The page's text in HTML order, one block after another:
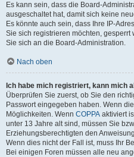
Es kann sein, dass die Board-
ausgeschaltet hat, damit sich keine
Es könnte auch sein, dass Ihre IP-
Sie sich registrieren möchten,
Sie sich an die Board-Administration.
Nach oben
Ich habe mich registriert, kann mich
Überprüfen Sie zuerst, ob Sie den
Passwort eingegeben haben. Wenn
Möglichkeiten. Wenn COPPA aktiviert
unter 13 Jahre alt sind, müssen Sie
Erziehungsberechtigten den
Wenn dies nicht der Fall ist, muss Ihr
Bei einigen Foren müssen alle neu